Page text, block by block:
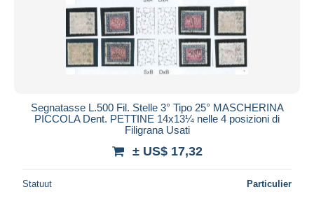
Segnatasse L.500 Fil. Stelle 3° Tipo 25° MASCHERINA
PICCOLA Dent. PETTINE 14x13¼ nelle 4 posizioni di
Filigrana Usati
± US$ 17,32
Statuut Particulier